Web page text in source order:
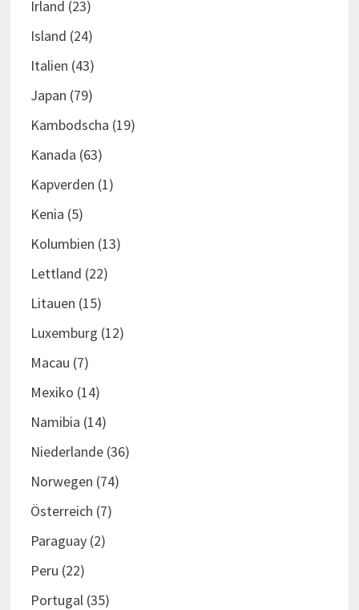
Irland (23)
Island (24)
Italien (43)
Japan (79)
Kambodscha (19)
Kanada (63)
Kapverden (1)
Kenia (5)
Kolumbien (13)
Lettland (22)
Litauen (15)
Luxemburg (12)
Macau (7)
Mexiko (14)
Namibia (14)
Niederlande(36)
Norwegen (74)
Österreich (7)
Paraguay(2)
Peru (22)
Portugal(35)